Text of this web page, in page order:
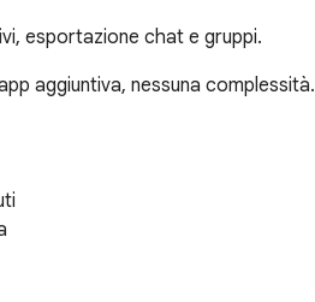
esportazione chat e gruppi.
aggiuntiva, nessuna complessità.